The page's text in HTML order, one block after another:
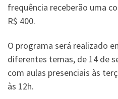
frequência receberão uma
R$ 400.
O programa será realizado
diferentes temas, de 14 de
com aulas presenciais às
às 12h.